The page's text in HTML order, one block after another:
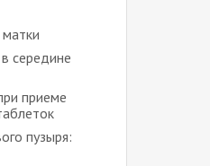
середине
приеме
пузыря: